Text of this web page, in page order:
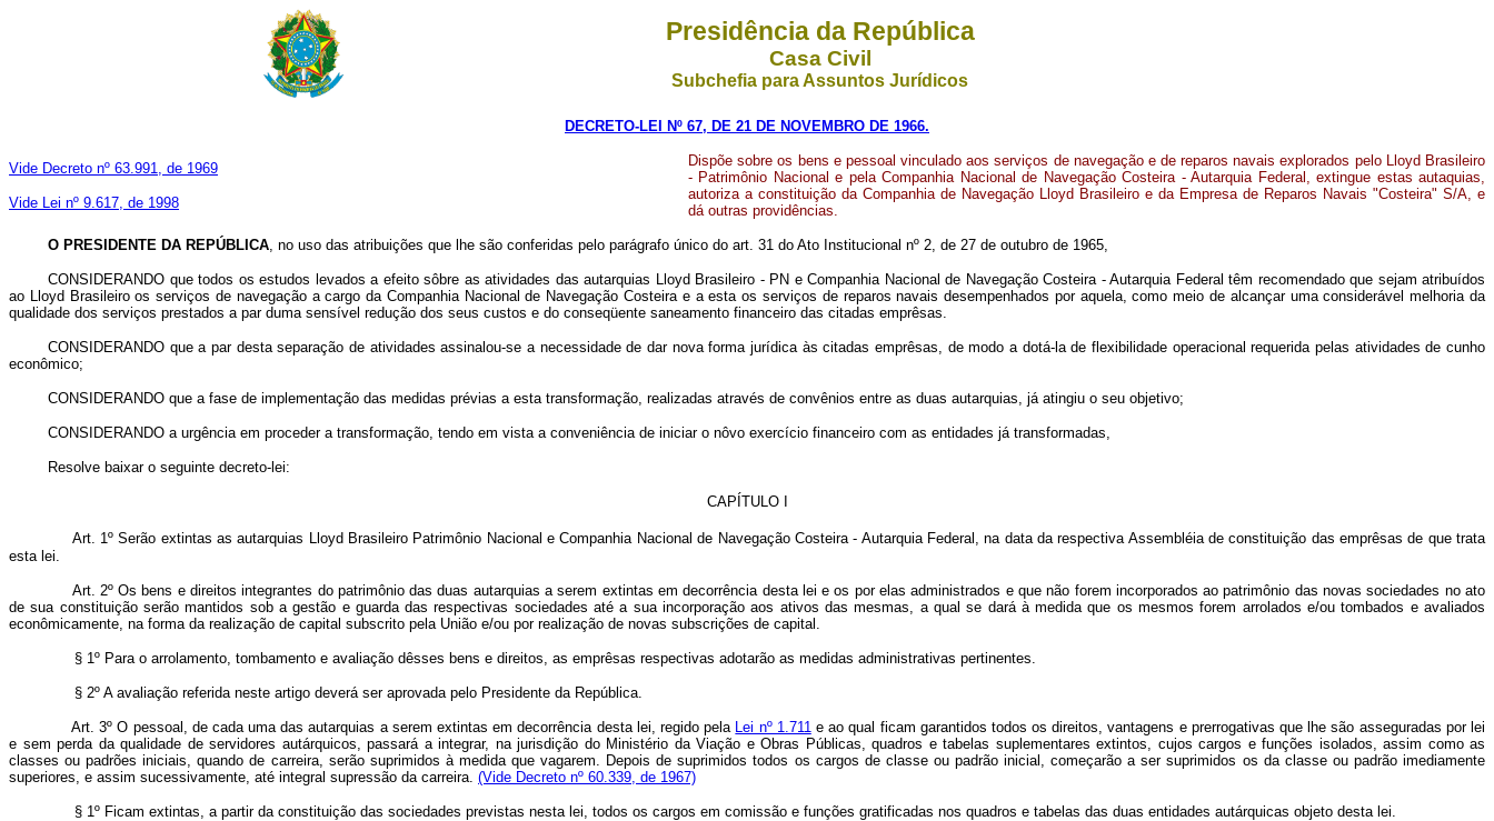
Presidência da República
Casa Civil
Subchefia para Assuntos Jurídicos
DECRETO-LEI Nº 67, DE 21 DE NOVEMBRO DE 1966.
Vide Decreto nº 63.991, de 1969
Vide Lei nº 9.617, de 1998
Dispõe sobre os bens e pessoal vinculado aos serviços de navegação e de reparos navais explorados pelo Lloyd Brasileiro
- Patrimônio Nacional e pela Companhia Nacional de Navegação Costeira - Autarquia Federal, extingue estas autaquias,
autoriza a constituição da Companhia de Navegação Lloyd Brasileiro e da Empresa de Reparos Navais "Costeira" S/A, e
dá outras providências.
O PRESIDENTE DA REPÚBLICA, no uso das atribuições que lhe são conferidas pelo parágrafo único do art. 31 do Ato Institucional nº 2, de 27 de outubro de 1965,
CONSIDERANDO que todos os estudos levados a efeito sôbre as atividades das autarquias Lloyd Brasileiro - PN e Companhia Nacional de Navegação Costeira - Autarquia Federal têm recomendado que sejam atribuídos
ao Lloyd Brasileiro os serviços de navegação a cargo da Companhia Nacional de Navegação Costeira e a esta os serviços de reparos navais desempenhados por aquela, como meio de alcançar uma considerável melhoria da
qualidade dos serviços prestados a par duma sensível redução dos seus custos e do conseqüente saneamento financeiro das citadas emprêsas.
CONSIDERANDO que a par desta separação de atividades assinalou-se a necessidade de dar nova forma jurídica às citadas emprêsas, de modo a dotá-la de flexibilidade operacional requerida pelas atividades de cunho
econômico;
CONSIDERANDO que a fase de implementação das medidas prévias a esta transformação, realizadas através de convênios entre as duas autarquias, já atingiu o seu objetivo;
CONSIDERANDO a urgência em proceder a transformação, tendo em vista a conveniência de iniciar o nôvo exercício financeiro com as entidades já transformadas,
Resolve baixar o seguinte decreto-lei:
CAPÍTULO I
Art. 1º Serão extintas as autarquias Lloyd Brasileiro Patrimônio Nacional e Companhia Nacional de Navegação Costeira - Autarquia Federal, na data da respectiva Assembléia de constituição das emprêsas de que trata
esta lei.
Art. 2º Os bens e direitos integrantes do patrimônio das duas autarquias a serem extintas em decorrência desta lei e os por elas administrados e que não forem incorporados ao patrimônio das novas sociedades no ato
de sua constituição serão mantidos sob a gestão e guarda das respectivas sociedades até a sua incorporação aos ativos das mesmas, a qual se dará à medida que os mesmos forem arrolados e/ou tombados e avaliados
econômicamente, na forma da realização de capital subscrito pela União e/ou por realização de novas subscrições de capital.
§ 1º Para o arrolamento, tombamento e avaliação dêsses bens e direitos, as emprêsas respectivas adotarão as medidas administrativas pertinentes.
§ 2º A avaliação referida neste artigo deverá ser aprovada pelo Presidente da República.
Art. 3º O pessoal, de cada uma das autarquias a serem extintas em decorrência desta lei, regido pela Lei nº 1.711e ao qual ficam garantidos todos os direitos, vantagens e prerrogativas que lhe são asseguradas por lei
e sem perda da qualidade de servidores autárquicos, passará a integrar, na jurisdição do Ministério da Viação e Obras Públicas, quadros e tabelas suplementares extintos, cujos cargos e funções isolados, assim como as
classes ou padrões iniciais, quando de carreira, serão suprimidos à medida que vagarem. Depois de suprimidos todos os cargos de classe ou padrão inicial, começarão a ser suprimidos os da classe ou padrão imediamente
superiores, e assim sucessivamente, até integral supressão da carreira. (Vide Decreto nº 60.339, de 1967)
§ 1º Ficam extintas, a partir da constituição das sociedades previstas nesta lei, todos os cargos em comissão e funções gratificadas nos quadros e tabelas das duas entidades autárquicas objeto desta lei.